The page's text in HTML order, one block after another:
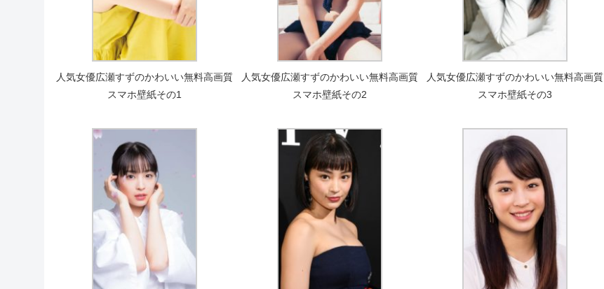
人気女優広瀬すずのかわいい無料高画質
スマホ壁紙その1
人気女優広瀬すずのかわいい無料高画質
スマホ壁紙その2
人気女優広瀬すずのかわいい無料高画質
スマホ壁紙その3